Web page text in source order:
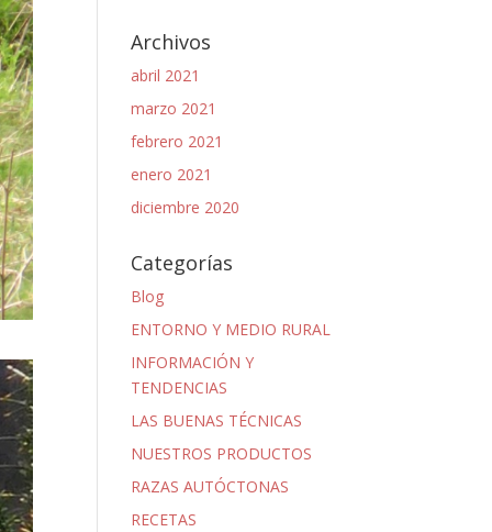
Archivos
abril 2021
marzo 2021
febrero 2021
enero 2021
diciembre 2020
Categorías
Blog
ENTORNO Y MEDIO RURAL
INFORMACIÓN Y
TENDENCIAS
LAS BUENAS TÉCNICAS
NUESTROS PRODUCTOS
RAZAS AUTÓCTONAS
RECETAS